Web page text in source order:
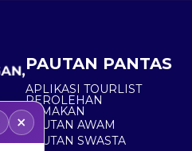
PAUTAN PANTAS
APLIKASI TOURLIST
PEROLEHAN
SEMAKAN
PAUTAN AWAM
PAUTAN SWASTA
×